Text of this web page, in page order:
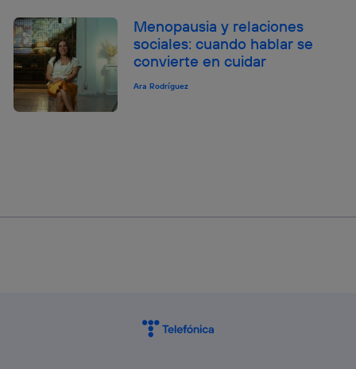
Menopausia y relaciones
sociales: cuando hablar se
convierte en cuidar
Ara Rodríguez